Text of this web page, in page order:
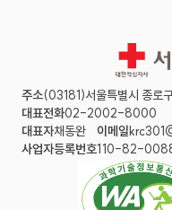
서울적십
주소(03181)서울특별시 종로
대표전화02-2002-8000
대표자채동완 이메일
사업자등록번호110-82-